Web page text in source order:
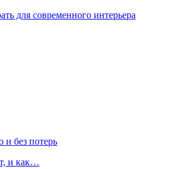
для современного интерьера
и без потерь
и как…